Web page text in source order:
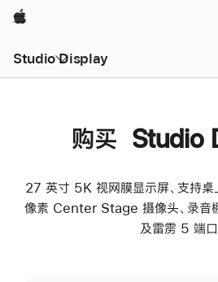
Apple
Studio Display
购买 Studio
27 英寸 5K 视网膜显示屏、支持
像素 Center Stage 摄像头、录音
及雷雳 5 端口